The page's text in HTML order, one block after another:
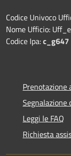
Codice Univoco
Nome Ufficio:
Codice Ipa:c_g647
Prenotazione
Segnalazione
Leggi le FAQ
Richiesta